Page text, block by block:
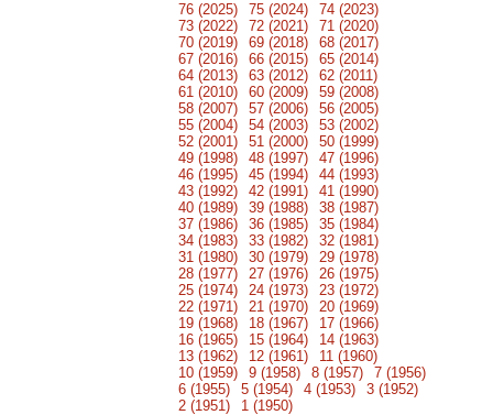
76 (2025) 75 (2024)
74 (2023)
73 (2022)
72 (2021)
71 (2020)
70 (2019)
69 (2018)
68 (2017)
67 (2016)
66 (2015)
65 (2014)
64 (2013)
63 (2012)
62 (2011)
61 (2010)
60 (2009)
59 (2008)
58 (2007)
57 (2006)
56 (2005)
55 (2004)
54 (2003)
53 (2002)
52 (2001)
51 (2000)
50 (1999)
49 (1998)
48 (1997)
47 (1996)
46 (1995)
45 (1994)
44 (1993)
43 (1992)
42 (1991)
41 (1990)
40 (1989)
39 (1988)
38 (1987)
37 (1986)
36 (1985)
35 (1984)
34 (1983)
33 (1982)
32 (1981)
31 (1980)
30 (1979)
29 (1978)
28 (1977)
27 (1976)
26 (1975)
25 (1974)
24 (1973)
23 (1972)
22 (1971)
21 (1970)
20 (1969)
19 (1968)
18 (1967)
17 (1966)
16 (1965)
15 (1964)
14 (1963)
13 (1962)
12 (1961)
11 (1960)
10 (1959)
9 (1958) 8 (1957)
7 (1956)
6 (1955)
5 (1954) 4 (1953)
3 (1952)
2 (1951)
1 (1950)